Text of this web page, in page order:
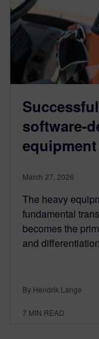
software-
March 27, 2026
The heavy
fundamental
becomes the
and
By Hendrik Lange
7 MIN READ